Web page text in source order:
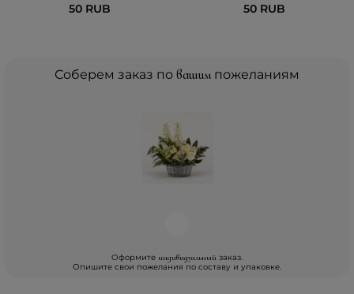
50 RUB 50 RUB
Соберем заказ по вашим пожеланиям
Оформите индивидуальный заказ.
Опишите свои пожелания по составу и упаковке.